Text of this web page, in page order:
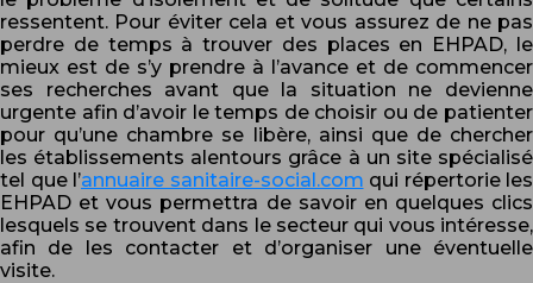
ressentent. Pour éviter cela et vous assurez de ne pas
perdre de temps à trouver des places en EHPAD, le
mieux est de s’y prendre à l’avance et de commencer
ses recherches avant que la situation ne devienne
urgente afin d’avoir le temps de choisir ou de patienter
pour qu’une chambre se libère, ainsi que de chercher
les établissements alentours grâce à un site spécialisé
tel que l’annuaire sanitaire-social.com qui répertorie les
EHPAD et vous permettra de savoir en quelques clics
lesquels se trouvent dans le secteur qui vous intéresse,
afin de les contacter et d’organiser une éventuelle
visite.